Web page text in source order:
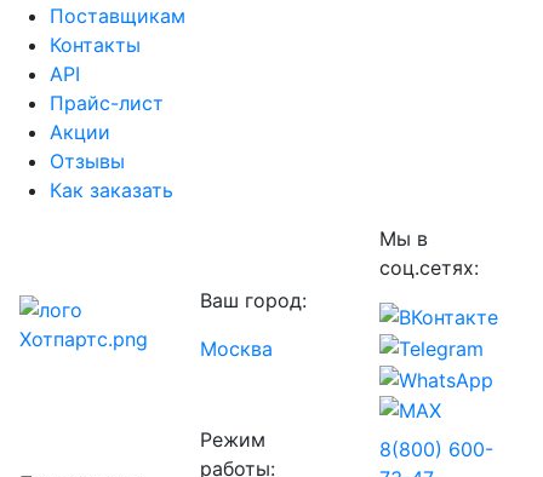
Поставщикам
Контакты
API
Прайс-лист
Акции
Отзывы
Как заказать
Ваш город:
Москва
Мы в
соц.сетях:
Режим
работы:
8(800) 600-